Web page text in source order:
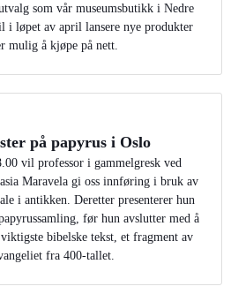
som vår museumsbutikk i Nedre
i løpet av april lansere nye produkter
mulig å kjøpe på nett.
på papyrus i Oslo
vil professor i gammelgresk ved
Maravela gi oss innføring i bruk av
i antikken. Deretter presenterer hun
før hun avslutter med å
bibelske tekst, et fragment av
fra 400-tallet.